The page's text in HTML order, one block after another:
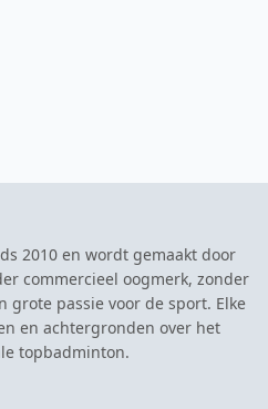
2010 en wordt gemaakt door
commercieel oogmerk, zonder
grote passie voor de sport. Elke
en achtergronden over het
topbadminton.